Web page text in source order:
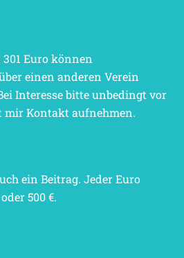
Euro können
einen anderen Verein
Interesse bitte unbedingt vor
mir Kontakt aufnehmen.
ein Beitrag. Jeder Euro
500 €.